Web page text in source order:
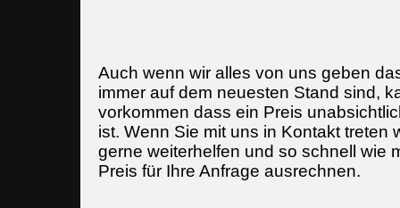
Auch wenn wir alles von uns geben
immer auf dem neuesten Stand sind,
vorkommen dass ein Preis
ist. Wenn Sie mit uns in Kontakt treten
gerne weiterhelfen und so schnell wie
Preis für Ihre Anfrage ausrechnen.